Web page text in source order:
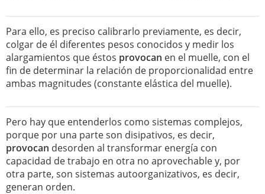
Para ello, es preciso calibrarlo previamente, es decir,
colgar de él diferentes pesos conocidos y medir los
alargamientos que éstos provocan en el muelle, con el
fin de determinar la relación de proporcionalidad entre
ambas magnitudes (constante elástica del muelle).
Pero hay que entenderlos como sistemas complejos,
porque por una parte son disipativos, es decir,
provocan desorden al transformar energía con
capacidad de trabajo en otra no aprovechable y, por
otra parte, son sistemas autoorganizativos, es decir,
generan orden.